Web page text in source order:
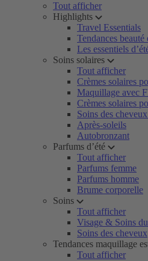
Tout afficher
Highlights
Travel Essentials
Tendances beauté
Les essentiels
Soins solaires
Tout afficher
Crèmes solaires
Maquillage avec
Crèmes solaires
Soins des
Après-soleils
Autobronzant
Parfums d’été
Tout afficher
Parfums femme
Parfums homme
Brume corporelle
Soins
Tout afficher
Visage & Soins
Soins des cheveux
Tendances maquillage
Tout afficher